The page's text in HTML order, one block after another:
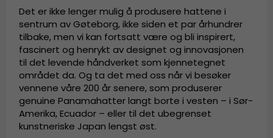
Det er ikke lenger mulig å produsere hattene i
sentrum av Gøteborg, ikke siden et par århundrer
tilbake, men vi kan fortsatt være og bli inspirert,
fascinert og henrykt av designet og innovasjonen
til det levende håndverket som kjennetegnet
området da. Og ta det med oss når vi besøker
vennene våre 200 år senere, som produserer
genuine Panamahatter langt borte i vesten – i Sør-
Amerika, Ecuador – eller til det ubegrenset
kunstneriske Japan lengst øst.